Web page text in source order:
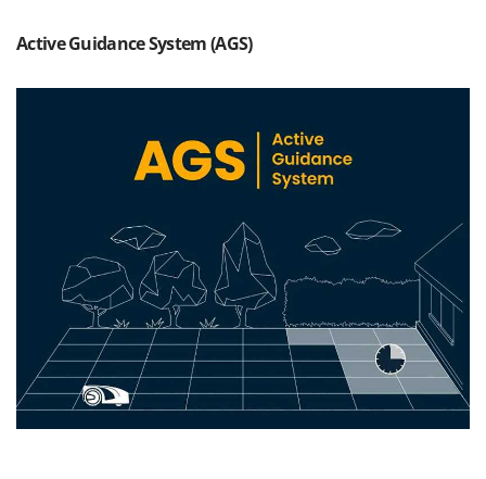
Active Guidance System (AGS)